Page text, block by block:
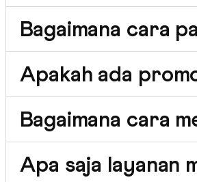
Bagaimana cara
Apakah ada
Bagaimana cara
Apa saja layanan